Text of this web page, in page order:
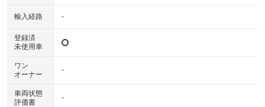
輸入経路 -
登録済
未使用車
ワン
オーナー
-
車両状態
評価書
-